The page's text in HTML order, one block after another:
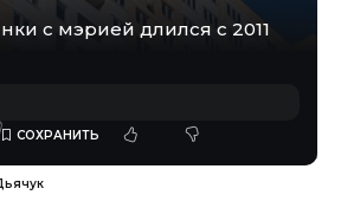
с мэрией длился с 2011